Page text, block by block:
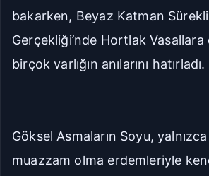
bakarken, Beyaz Katman
Gerçekliği’nde Hortlak
birçok varlığın anılarını hatırladı.
Göksel Asmaların Soyu,
muazzam olma erdemleriyle